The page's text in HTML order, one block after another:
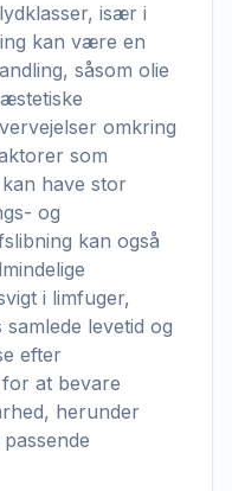
især i
kan være en
såsom olie
omkring
som
have stor
og
kan også
i limfuger,
levetid og
efter
at bevare
herunder